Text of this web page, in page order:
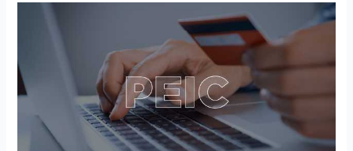
endividamento,
inadimplência
surpreende
mantém